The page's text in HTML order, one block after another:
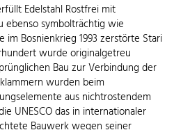
Edelstahl Rostfrei mit
ebenso symbolträchtig wie
im Bosnienkrieg 1993 zerstörte Stari
wurde originalgetreu
Bau zur Verbindung der
wurden beim
aus nichtrostendem
UNESCO das in internationaler
Bauwerk wegen seiner